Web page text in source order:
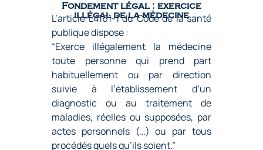
Fondement légal : exercice
illégal de la médecine
L’article L4161-1 du Code de la santé
publique dispose :
“Exerce illégalement la médecine
toute personne qui prend part
habituellement ou par direction
suivie à l’établissement d’un
diagnostic ou au traitement de
maladies, réelles ou supposées, par
actes personnels (…) ou par tous
procédés quels qu’ils soient.”